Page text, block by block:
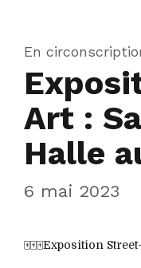
En
Art :
Halle
6 mai 2023
🀄️🀄️🀄️Exposition